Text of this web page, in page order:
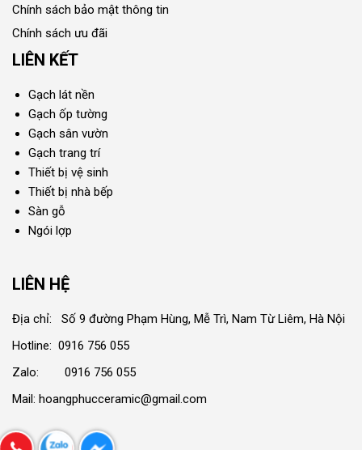
Chính sách bảo mật thông tin
Chính sách ưu đãi
LIÊN KẾT
Gạch lát nền
Gạch ốp tường
Gạch sân vườn
Gạch trang trí
Thiết bị vệ sinh
Thiết bị nhà bếp
Sàn gỗ
Ngói lợp
LIÊN HỆ
Địa chỉ: Số 9 đường Phạm Hùng, Mễ Trì, Nam Từ Liêm, Hà Nội
Hotline: 0916 756 055
Zalo: 0916 756 055
Mail: hoangphucceramic@gmail.com